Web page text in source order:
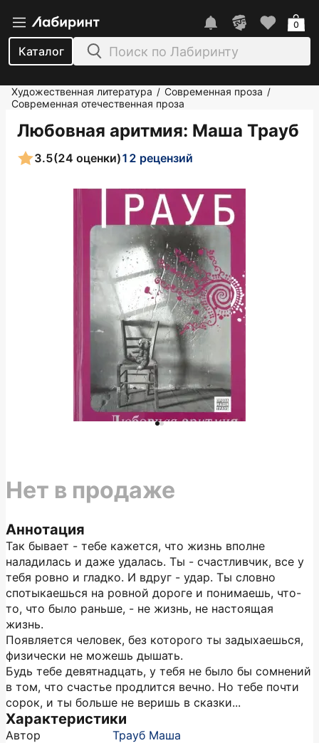
Каталог
0
Художественная литература / Современная проза /
Современная отечественная проза
Любовная аритмия: Маша Трауб
3.5(24 оценки)12 рецензий
Аннотация
Так бывает - тебе кажется, что жизнь вполне
наладилась и даже удалась. Ты - счастливчик, все у
тебя ровно и гладко. И вдруг - удар. Ты словно
спотыкаешься на ровной дороге и понимаешь, что-
то, что было раньше, - не жизнь, не настоящая
жизнь.
Появляется человек, без которого ты задыхаешься,
физически не можешь дышать.
Будь тебе девятнадцать, у тебя не было бы сомнений
в том, что счастье продлится вечно. Но тебе почти
сорок, и ты больше не веришь в сказки...
Характеристики
Автор
Трауб Маша
Нет в продаже